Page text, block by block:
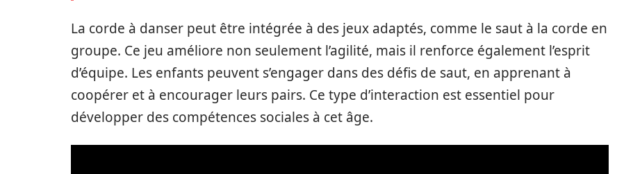
La corde à danser peut être intégrée à des jeux adaptés, comme le saut à la corde en
groupe. Ce jeu améliore non seulement l’agilité, mais il renforce également l’esprit
d’équipe. Les enfants peuvent s’engager dans des défis de saut, en apprenant à
coopérer et à encourager leurs pairs. Ce type d’interaction est essentiel pour
développer des compétences sociales à cet âge.